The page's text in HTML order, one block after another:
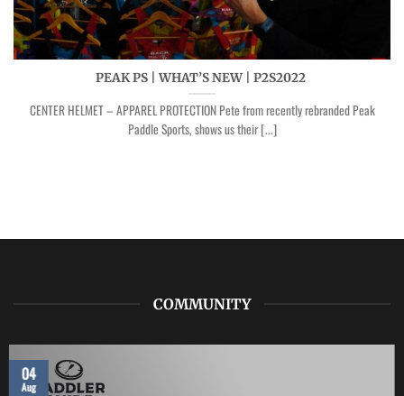
PEAK PS | WHAT’S NEW | P2S2022
CENTER HELMET – APPAREL PROTECTION Pete from recently rebranded Peak
Paddle Sports, shows us their [...]
COMMUNITY
04
Aug